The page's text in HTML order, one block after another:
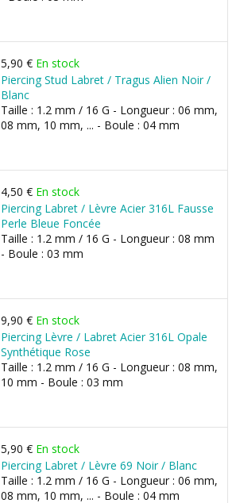
5,90 € En stock
Piercing Stud Labret / Tragus Alien Noir /
Blanc
Taille : 1.2 mm / 16 G - Longueur : 06 mm,
08 mm, 10 mm, ... - Boule : 04 mm
4,50 € En stock
Piercing Labret / Lèvre Acier 316L Fausse
Perle Bleue Foncée
Taille : 1.2 mm / 16 G - Longueur : 08 mm
- Boule : 03 mm
9,90 € En stock
Piercing Lèvre / Labret Acier 316L Opale
Synthétique Rose
Taille : 1.2 mm / 16 G - Longueur : 08 mm,
10 mm - Boule : 03 mm
5,90 € En stock
Piercing Labret / Lèvre 69 Noir / Blanc
Taille : 1.2 mm / 16 G - Longueur : 06 mm,
08 mm, 10 mm, ... - Boule : 04 mm